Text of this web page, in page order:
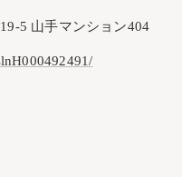
5 山手マンション404